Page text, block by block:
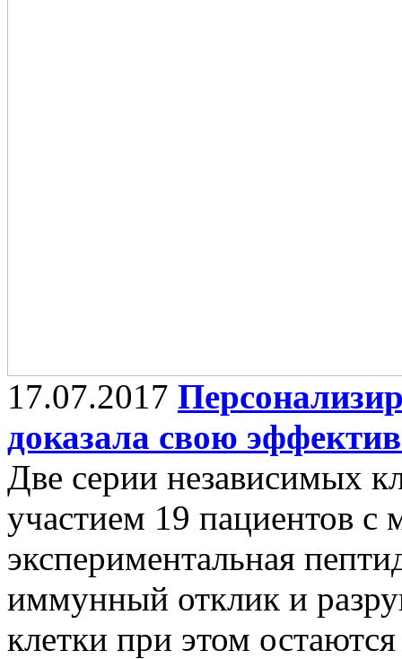
17.07.2017
доказала свою
Две серии независимых
участием 19 пациентов с
экспериментальная
иммунный отклик и
клетки при этом